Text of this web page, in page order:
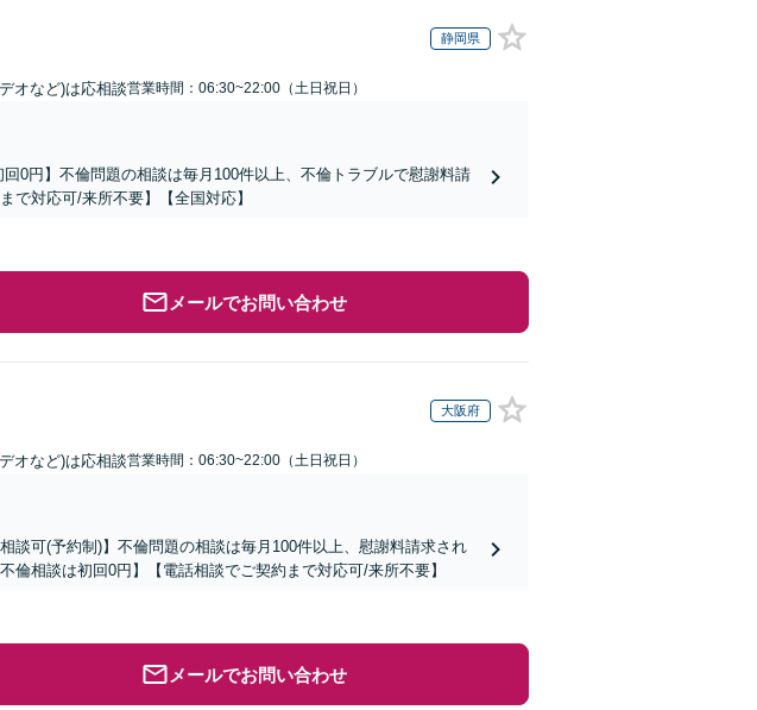
静岡県
オなど)は応相談営業時間：06:30~22:00（土日祝日）
0円】不倫問題の相談は毎月100件以上、不倫トラブルで慰謝料請
で対応可/来所不要】【全国対応】
メールでお問い合わせ
大阪府
オなど)は応相談営業時間：06:30~22:00（土日祝日）
談可(予約制)】不倫問題の相談は毎月100件以上、慰謝料請求され
倫相談は初回0円】【電話相談でご契約まで対応可/来所不要】
メールでお問い合わせ